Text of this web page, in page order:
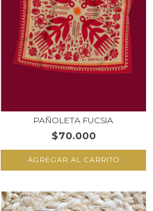
PAÑOLETA FUCSIA
$70.000